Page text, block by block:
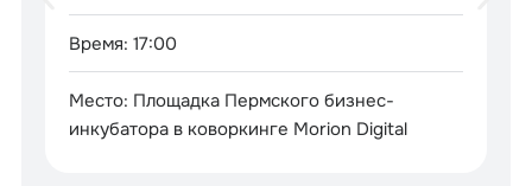
Время: 17:00
Место: Площадка Пермского бизнес-
инкубатора в коворкинге Morion Digital